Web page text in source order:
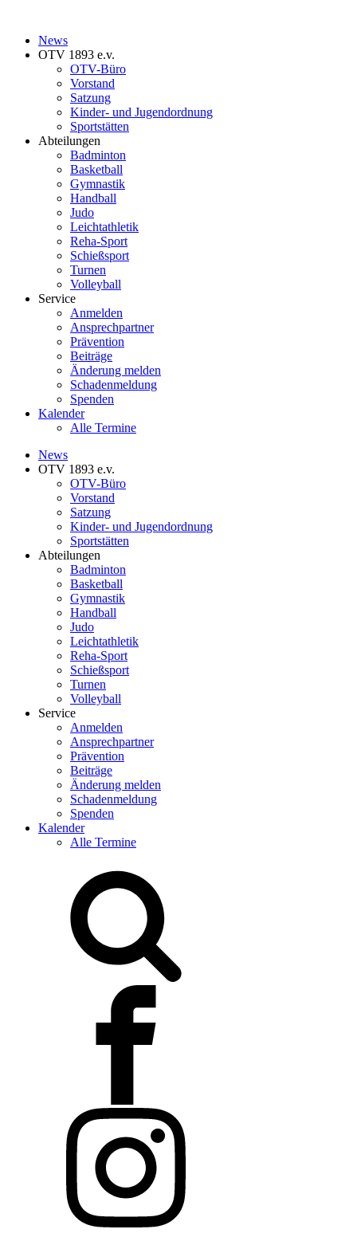
News
OTV 1893 e.v.
OTV-Büro
Vorstand
Satzung
Kinder- und Jugendordnung
Sportstätten
Abteilungen
Badminton
Basketball
Gymnastik
Handball
Judo
Leichtathletik
Reha-Sport
Schießsport
Turnen
Volleyball
Service
Anmelden
Ansprechpartner
Prävention
Beiträge
Änderung melden
Schadenmeldung
Spenden
Kalender
Alle Termine
News
OTV 1893 e.v.
OTV-Büro
Vorstand
Satzung
Kinder- und Jugendordnung
Sportstätten
Abteilungen
Badminton
Basketball
Gymnastik
Handball
Judo
Leichtathletik
Reha-Sport
Schießsport
Turnen
Volleyball
Service
Anmelden
Ansprechpartner
Prävention
Beiträge
Änderung melden
Schadenmeldung
Spenden
Kalender
Alle Termine